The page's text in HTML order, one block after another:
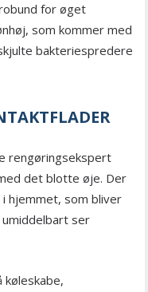
for øget
som kommer med
bakteriespredere
rengøringsekspert
det blotte øje. Der
hjemmet, som bliver
ser
køleskabe,